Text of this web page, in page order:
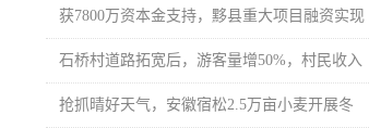
获7800万资本金支持，黟县重大项目融资实现
石桥村道路拓宽后，游客量增50%，村民收入
抢抓晴好天气，安徽宿松2.5万亩小麦开展冬